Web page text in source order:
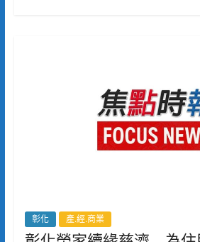
彰化 產.經.商業